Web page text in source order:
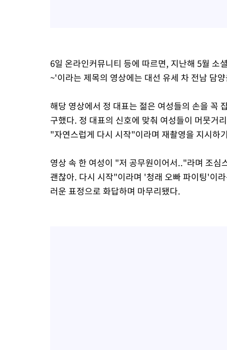
6일 온라인커뮤니티 등에 따르면, 지난해 5월
~'이라는 제목의 영상에는 대선 유세 차 전남 담
해당 영상에서 정 대표는 젊은 여성들의 손을 꼭
구했다. 정 대표의 신호에 맞춰 여성들이 머뭇거
"자연스럽게 다시 시작"이라며 재촬영을 지시하
영상 속 한 여성이 "저 공무원이어서.."라며 조심
괜찮아. 다시 시작"이라며 '청래 오빠 파이팅'이
러운 표정으로 화답하며 마무리됐다.